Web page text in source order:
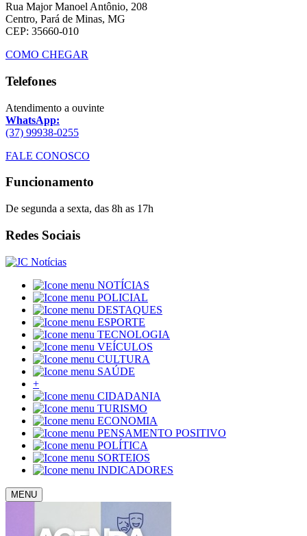
Rua Major Manoel Antônio, 208
Centro, Pará de Minas, MG
CEP: 35660-010
COMO CHEGAR
Telefones
Atendimento a ouvinte
WhatsApp:
(37) 99938-0255
FALE CONOSCO
Funcionamento
De segunda a sexta, das 8h as 17h
Redes Sociais
NOTÍCIAS
POLICIAL
DESTAQUES
ESPORTE
TECNOLOGIA
VEÍCULOS
CULTURA
SAÚDE
+
CIDADANIA
TURISMO
ECONOMIA
PENSAMENTO POSITIVO
POLÍTICA
SORTEIOS
INDICADORES
MENU